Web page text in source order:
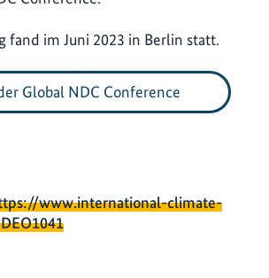
fand im Juni 2023 in Berlin statt.
Global NDC Conference
www.international-climate-